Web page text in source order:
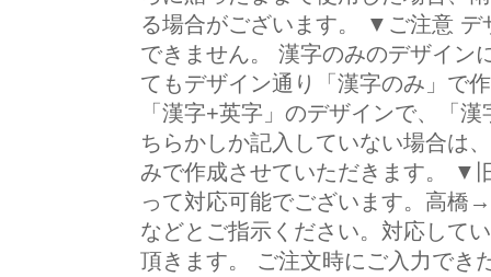
る場合がございます。 ▼ご注意 デ
できません。 漢字のみのデザイン
てもデザイン通り「漢字のみ」で
「漢字+英字」のデザインで、「
ちらかしか記入していない場合は
みで作成させていただきます。 ▼
って対応可能でございます。高橋
などとご指示ください。対応して
頂きます。 ご注文時にご入力でき